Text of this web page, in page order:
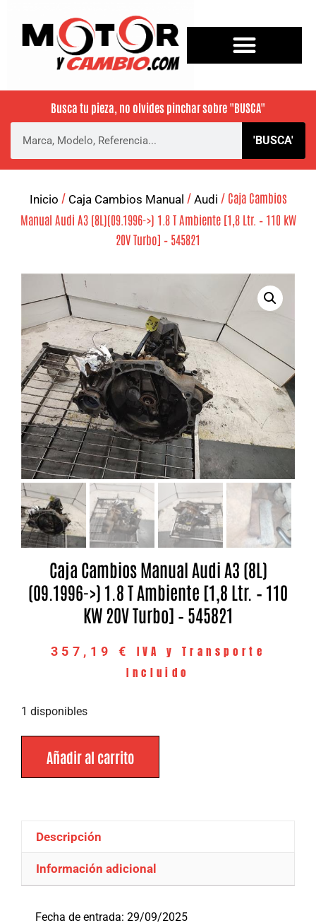
Busca tu pieza, no olvides pinchar sobre "BUSCA"
'BUSCA'
Inicio / Caja Cambios Manual / Audi / Caja Cambios
Manual Audi A3 (8L)(09.1996->) 1.8 T Ambiente [1,8 Ltr. – 110 kW
20V Turbo] – 545821
Caja Cambios Manual Audi A3 (8L)
(09.1996->) 1.8 T Ambiente [1,8 Ltr. – 110
KW 20V Turbo] – 545821
357,19 €
IVA y Transporte
Incluido
1 disponibles
Añadir al carrito
Descripción
Información adicional
Fecha de entrada: 29/09/2025